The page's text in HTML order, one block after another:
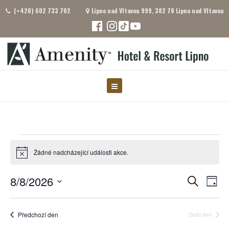
(+420) 602 733 702 Lipno nad Vltavou 999, 382 78 Lipno nad Vltavou
Akce
for
8.8.2026
Notice Žádné nadcházející události akce.
pro
hledání
Hledat
pro
Den
8/8/2026
Předchozí den Další den